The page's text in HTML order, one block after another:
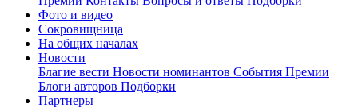
Фото и видео
Сокровищница
На общих началах
Новости
Благие вести Новости номинантов События Премии
Блоги авторов Подборки
Партнеры